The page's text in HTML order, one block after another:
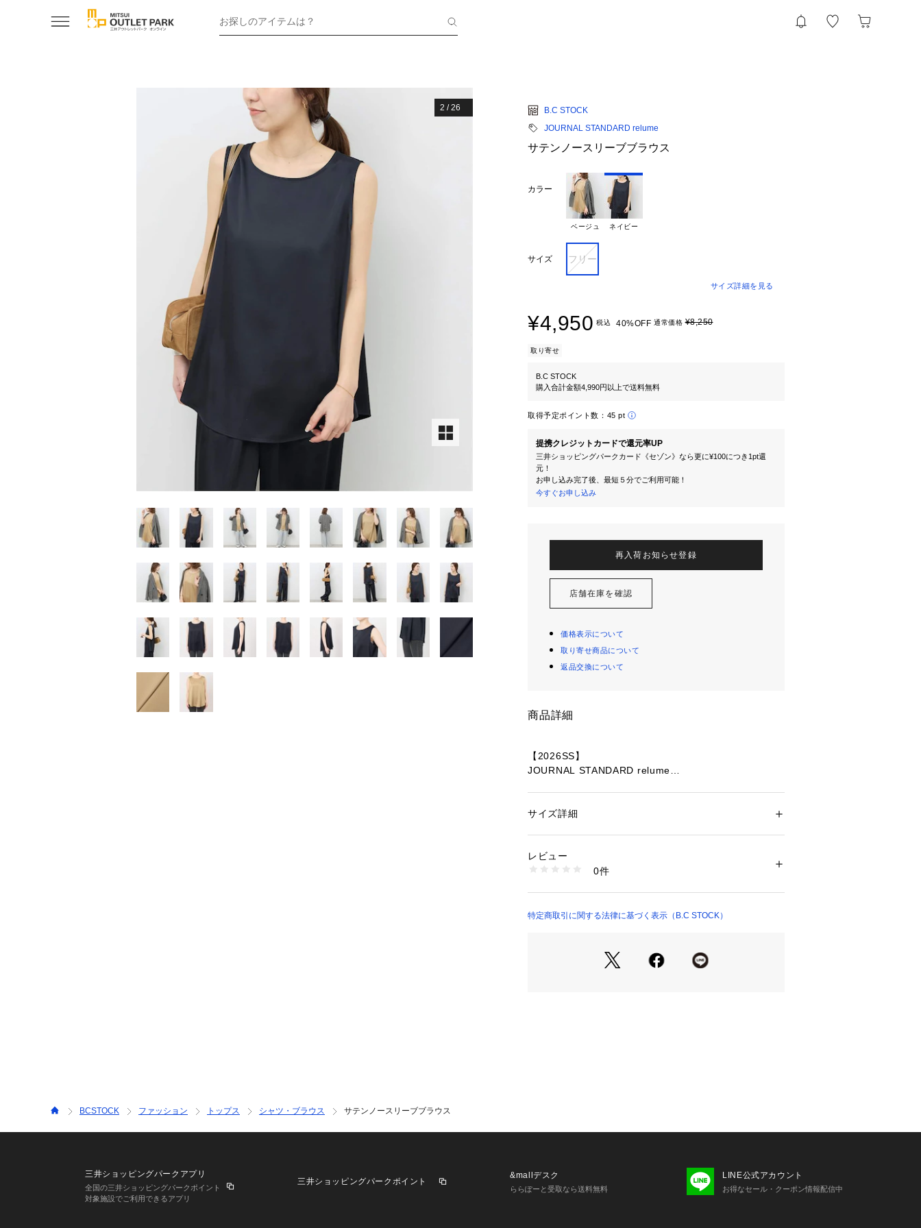
お探しのアイテムは？
2 /26
B.C STOCK
JOURNAL STANDARD relume
サテンノースリーブブラウス
カラー
ベージュ ネイビー
サイズ フリー
サイズ詳細を見る
¥4,950 税込 40%OFF 通常価格¥8,250
取り寄せ
B.C STOCK
購入合計金額4,990円以上で送料無料
取得予定ポイント数： 45 pt
提携クレジットカードで還元率UP
三井ショッピングパークカード《セゾン》なら更に¥100につき1pt還
元！
お申し込み完了後、最短５分でご利用可能！
今すぐお申し込み
再入荷お知らせ登録
店舗在庫を確認
価格表示について
取り寄せ商品について
返品交換について
商品詳細
【2026SS】
JOURNAL STANDARD relume
ノースリーブ
しなやかな落ち感で穿き心地も良く
さらっとした素材なので
程よい身幅感で身体のラインを拾いにくいのも◎
同素材のパンツとの
セットアップ合わせもおすすめです。
透け感:なし
光沢感:あり
生地の厚さ:普通
性別：レディース
洗濯：本体:手洗い可能、サテン織物、色あせ
※詳しい洗濯方法については、商品の品質表示タグをご覧くださ
商品番号：1099200042939 （モール）
サイズ詳細
レビュー
0件
特定商取引に関する法律に基づく表示（B.C STOCK）
BCSTOCK ファッション トップス シャツ・ブラウス サテンノースリーブブラウス
三井ショッピングパークアプリ
全国の三井ショッピングパークポイント
対象施設でご利用できるアプリ
三井ショッピングパークポイント
&mallデスク
ららぽーと受取なら送料無料
LINE公式アカウント
お得なセール・クーポン情報配信中